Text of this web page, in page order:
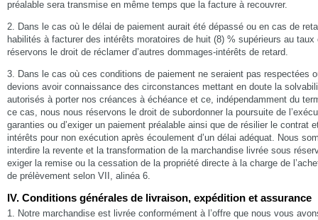
préalable sera transmise en même temps que la facture à recouvrer.
2. Dans le cas où le délai de paiement aurait été dépassé ou en cas de
habilités à facturer des intérêts moratoires de huit (8) % supérieurs au taux
réservons le droit de réclamer d’autres dommages-intérêts de retard.
3. Dans le cas où ces conditions de paiement ne seraient pas respectées
devions avoir connaissance des circonstances mettant en doute la
autorisés à porter nos créances à échéance et ce, indépendamment du
ce cas, nous nous réservons le droit de subordonner la poursuite de
garanties ou d’exiger un paiement préalable ainsi que de résilier le contrat
intérêts pour non exécution après écoulement d’un délai adéquat. Nous
interdire la revente et la transformation de la marchandise livrée sous
exiger la remise ou la cessation de la propriété directe à la charge de
de prélèvement selon VII, alinéa 6.
IV. Conditions générales de livraison, expédition et assurance
1. Notre marchandise est livrée conformément à l’offre que nous vous